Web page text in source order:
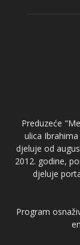
Preduzeće
ulica
djeluje od
2012. godine,
djeluje
Program